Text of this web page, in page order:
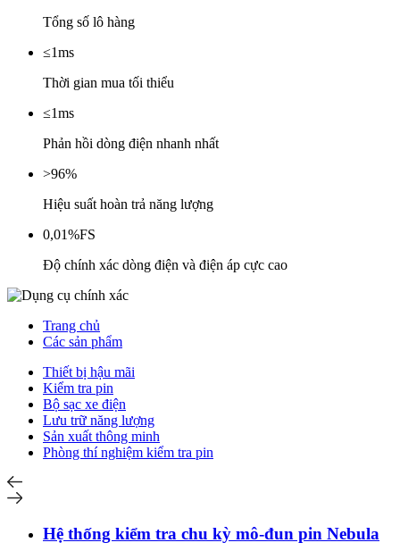
Tổng số lô hàng
≤1ms
Thời gian mua tối thiểu
≤1ms
Phản hồi dòng điện nhanh nhất
>96%
Hiệu suất hoàn trả năng lượng
0,01%FS
Độ chính xác dòng điện và điện áp cực cao
Trang chủ
Các sản phẩm
Thiết bị hậu mãi
Kiểm tra pin
Bộ sạc xe điện
Lưu trữ năng lượng
Sản xuất thông minh
Phòng thí nghiệm kiểm tra pin
Hệ thống kiểm tra chu kỳ mô-đun pin Nebula